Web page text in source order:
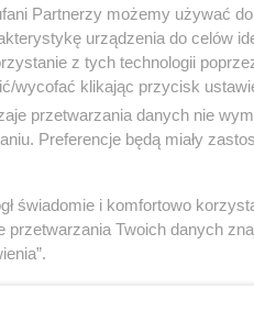
Opowiedz historię
reklama
Partnerzy możemy używać
urządzenia do celów
z tych technologii
wycofać klikając przycisk
przetwarzania danych nie
Preferencje będą miały
świadomie i komfortowo
przetwarzania Twoich danych